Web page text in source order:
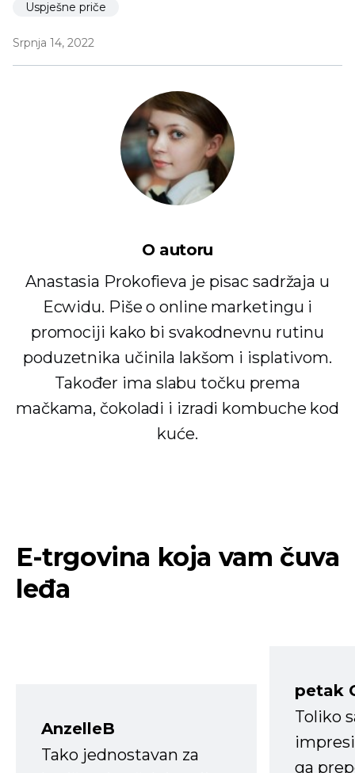
Uspješne priče
Srpnja 14, 2022
O autoru
Anastasia Prokofieva je pisac sadržaja u
Ecwidu. Piše o online marketingu i
promociji kako bi svakodnevnu rutinu
poduzetnika učinila lakšom i isplativom.
Također ima slabu točku prema
mačkama, čokoladi i izradi kombuche kod
kuće.
E-trgovina koja vam čuva
leđa
AnzelleB
Tako jednostavan za
petak
Toliko
ga